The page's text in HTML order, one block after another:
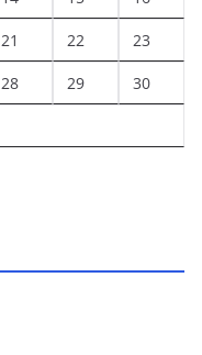
21 22 23
28 29 30